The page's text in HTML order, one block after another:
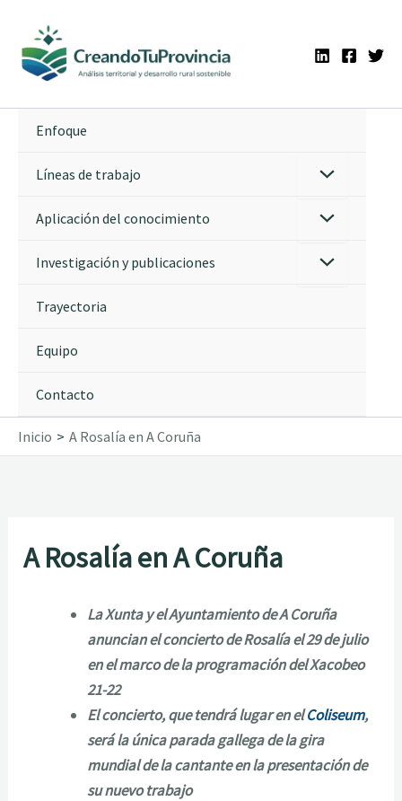
contenido
Enfoque
Líneas de trabajo
Aplicación del conocimiento
Investigación y publicaciones
Trayectoria
Equipo
Contacto
Inicio A Rosalía en A Coruña
A Rosalía en A Coruña
La Xunta y el Ayuntamiento de A Coruña
anuncian el concierto de Rosalía el 29 de julio
en el marco de la programación del Xacobeo
21-22
El concierto, que tendrá lugar en elColiseum,
será la única parada gallega de la gira
mundial de la cantante en la presentación de
su nuevo trabajo